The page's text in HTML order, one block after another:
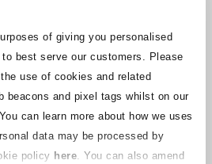
of giving you personalised
best serve our customers. Please
use of cookies and related
beacons and pixel tags whilst on our
You can learn more about how we uses
data may be processed by
policy here . You can also amend
mit den Lieferanten zusammen, um
Buchungen ändern, wurden
um Sie so schnell wie möglich zu
Hinweise für Ticketinhaber werden auf
sobald Informationen verfügbar
mit gültigen Tickets auch eine neue E-
zur Verfügung stellen, die von
verwaltet wird. Crowe U.K. LLP